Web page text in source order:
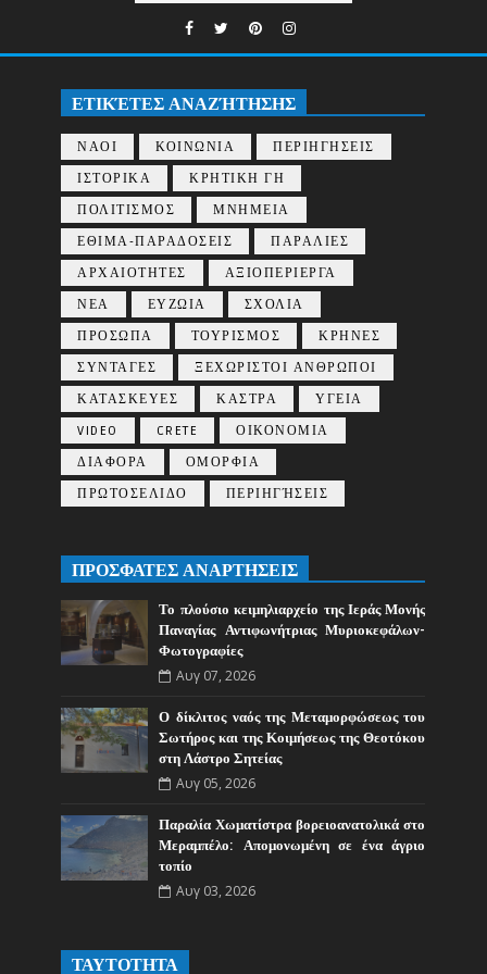
ΕΤΙΚΈΤΕΣ ΑΝΑΖΉΤΗΣΗΣ
ΝΑΟΙ ΚΟΙΝΩΝΙΑ
ΠΕΡΙΗΓΗΣΕΙΣ
ΙΣΤΟΡΙΚΑ
ΚΡΗΤΙΚΗ ΓΗ
ΠΟΛΙΤΙΣΜΟΣ
ΜΝΗΜΕΙΑ
ΕΘΙΜΑ-ΠΑΡΑΔΟΣΕΙΣ
ΠΑΡΑΛΙΕΣ
ΑΡΧΑΙΟΤΗΤΕΣ
ΑΞΙΟΠΕΡΙΕΡΓΑ
ΝΕΑ
ΕΥΖΩΙΑ
ΣΧΟΛΙΑ
ΠΡΟΣΩΠΑ
ΤΟΥΡΙΣΜΟΣ
ΚΡΗΝΕΣ
ΣΥΝΤΑΓΕΣ
ΞΕΧΩΡΙΣΤΟΙ ΑΝΘΡΩΠΟΙ
ΚΑΤΑΣΚΕΥΕΣ
ΚΑΣΤΡΑ
ΥΓΕΙΑ
VIDEO
CRETE
ΟΙΚΟΝΟΜΙΑ
ΔΙΑΦΟΡΑ
ΟΜΟΡΦΙΑ
ΠΡΩΤΟΣΕΛΙΔΟ
ΠΕΡΙΗΓΉΣΕΙΣ
ΠΡΟΣΦΑΤΕΣ ΑΝΑΡΤΗΣΕΙΣ
Το πλούσιο κειμηλιαρχείο της Ιεράς Μονής
Παναγίας Αντιφωνήτριας Μυριοκεφάλων-
Φωτογραφίες
Αυγ 07, 2026
Ο δίκλιτος ναός της Μεταμορφώσεως του
Σωτήρος και της Κοιμήσεως της Θεοτόκου
στη Λάστρο Σητείας
Αυγ 05, 2026
Παραλία Χωματίστρα βορειοανατολικά στο
Μεραμπέλο: Απομονωμένη σε ένα άγριο
τοπίο
Αυγ 03, 2026
ΤΑΥΤΟΤΗΤΑ